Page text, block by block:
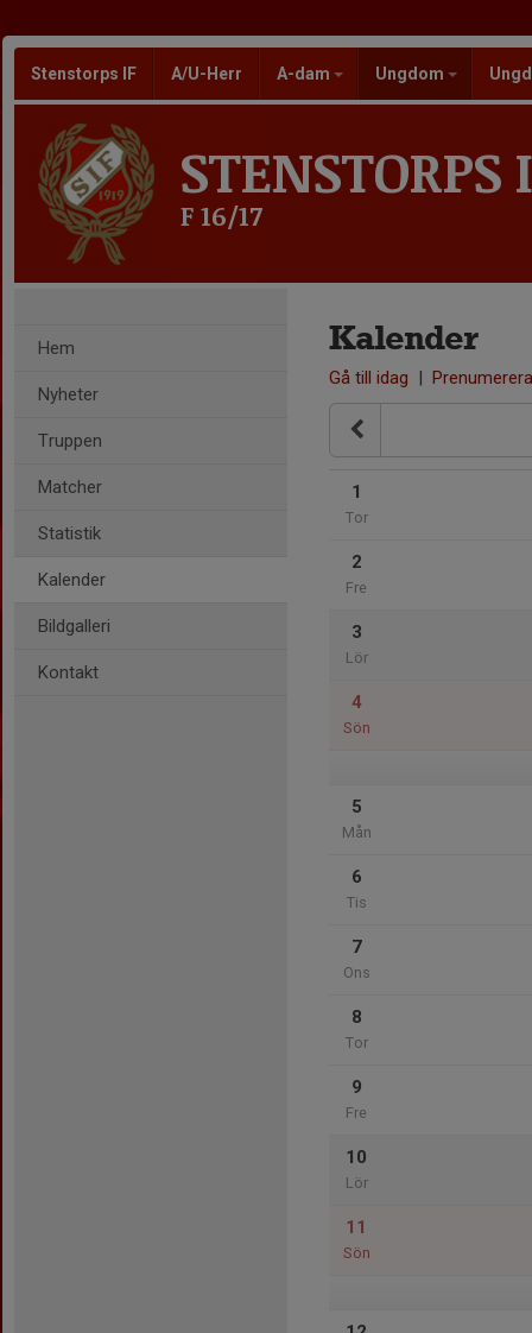
Stenstorps IF A/U-Herr A-dam Ungdom
STENSTORPS
F 16/17
Hem
Nyheter
Truppen
Matcher
Statistik
Kalender
Bildgalleri
Kontakt
Kalender
Gå till idag | Prenumerera
1
Tor
2
Fre
3
Lör
4
Sön
5
Mån
6
Tis
7
Ons
8
Tor
9
Fre
10
Lör
11
Sön